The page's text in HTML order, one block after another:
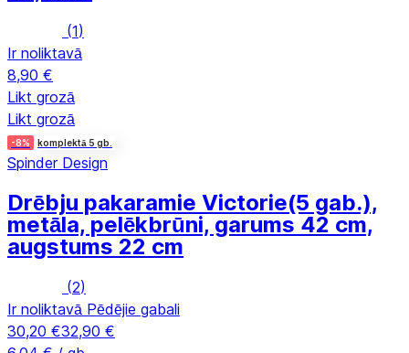
(1)
Ir noliktavā
8,90 €
Likt grozā
Likt grozā
-8% komplektā 5 gb.
Spinder Design
Drēbju pakaramie Victorie(5 gab.),
metāla, pelēkbrūni, garums 42 cm,
augstums 22 cm
(2)
Ir noliktavā Pēdējie gabali
30,20 €32,90 €